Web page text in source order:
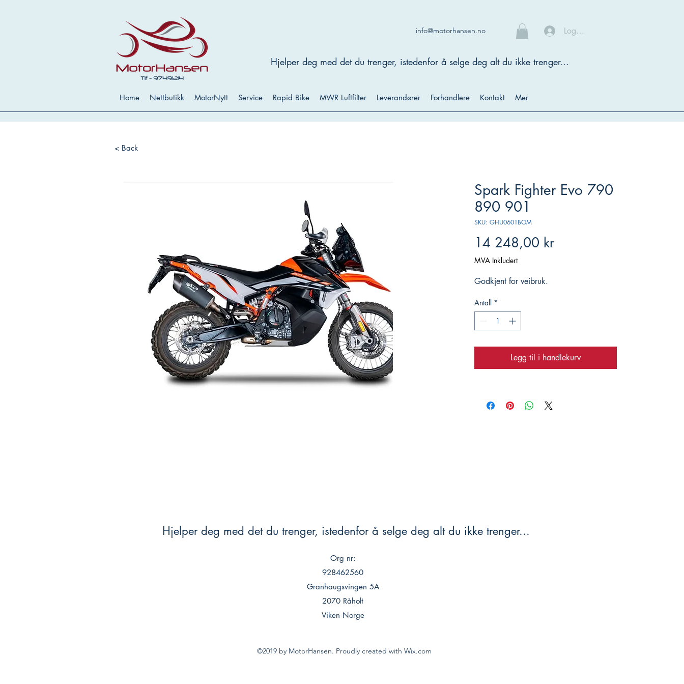
info@motorhansen.no Logg inn
Hjelper deg med det du trenger, istedenfor å selge deg alt du ikke trenger...
Home Nettbutikk MotorNytt Service Rapid Bike MWR Luftfilter Leverandører Forhandlere Kontakt Mer
< Back
Spark Fighter Evo 790
890 901
SKU: GHU0601BOM
14 248,00 krPris
MVA Inkludert
Godkjent for veibruk.
Antall *
Legg til i handlekurv
Hjelper deg med det du trenger, istedenfor å selge deg alt du ikke trenger...
Org nr:
928462560
Granhaugsvingen 5A
2070 Råholt
Viken Norge
©2019 by MotorHansen. Proudly created with Wix.com